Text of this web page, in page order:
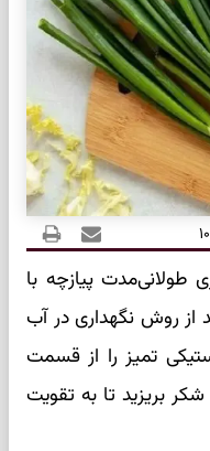
طولانی‌مدت پیازچه با
از روش نگهداری در آب
تمیز را از قسمت
و داخل آن ۱ قاشق شکر بریزید تا به تقویت